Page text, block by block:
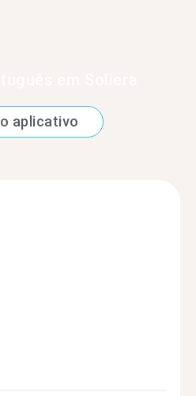
aplicativo